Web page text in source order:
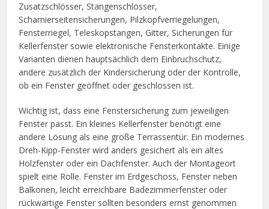
Zusatzschlösser, Stangenschlösser,
Scharnierseitensicherungen, Pilzkopfverriegelungen,
Fensterriegel, Teleskopstangen, Gitter, Sicherungen für
Kellerfenster sowie elektronische Fensterkontakte. Einige
Varianten dienen hauptsächlich dem Einbruchschutz,
andere zusätzlich der Kindersicherung oder der Kontrolle,
ob ein Fenster geöffnet oder geschlossen ist.
Wichtig ist, dass eine Fenstersicherung zum jeweiligen
Fenster passt. Ein kleines Kellerfenster benötigt eine
andere Lösung als eine große Terrassentür. Ein modernes
Dreh-Kipp-Fenster wird anders gesichert als ein altes
Holzfenster oder ein Dachfenster. Auch der Montageort
spielt eine Rolle. Fenster im Erdgeschoss, Fenster neben
Balkonen, leicht erreichbare Badezimmerfenster oder
rückwärtige Fenster sollten besonders ernst genommen